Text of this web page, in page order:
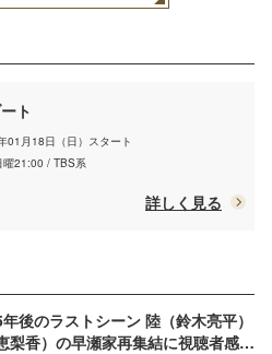
ト
01月18日（日）スタート
曜21:00 / TBS系
詳しく見る
年後のラストシーン 陸（鈴木亮平）
梨香）の早瀬家再集結に視聴者感涙